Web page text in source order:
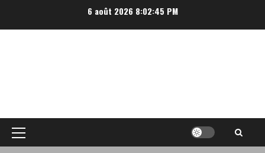
6 août 2026 8:02:45 PM
Menu
principal